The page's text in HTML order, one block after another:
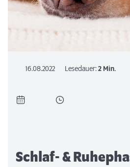
16.08.2022 Lesedauer:2 Min.
Schlaf- &